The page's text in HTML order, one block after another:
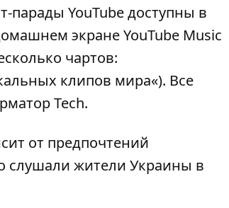
парады YouTube доступны в
экране YouTube Music
чартов:
клипов мира«). Все
Tech.
от предпочтений
слушали жители Украины в